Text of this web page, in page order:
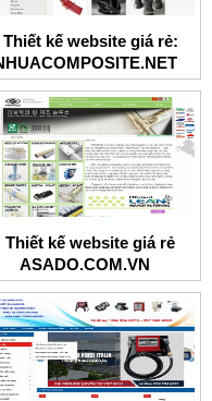
Thiết kế website giá rẻ:
Thiết kế website giá rẻ
ASADO.COM.VN